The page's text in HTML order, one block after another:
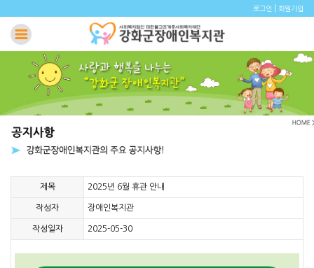
로그인 회원가입
제목 2025년 6월 휴관 안내
작성자 장애인복지관
작성일자 2025-05-30